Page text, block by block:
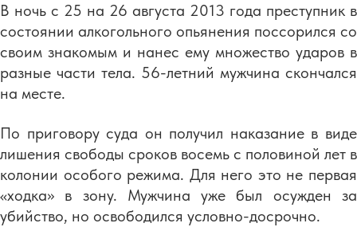
В ночь с 25 на 26 августа 2013 года преступник в
состоянии алкогольного опьянения поссорился со
своим знакомым и нанес ему множество ударов в
разные части тела. 56-летний мужчина скончался
на месте.
По приговору суда он получил наказание в виде
лишения свободы сроков восемь с половиной лет в
колонии особого режима. Для него это не первая
«ходка» в зону. Мужчина уже был осужден за
убийство, но освободился условно-досрочно.